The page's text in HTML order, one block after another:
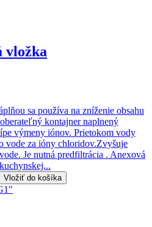
vložka
sa používa na zníženie obsahu
kontajner naplnený
výmeny iónov. Prietokom vody
vode za ióny chloridov.Zvyšuje
Je nutná predfiltrácia . Anexová
Vložiť do košíka